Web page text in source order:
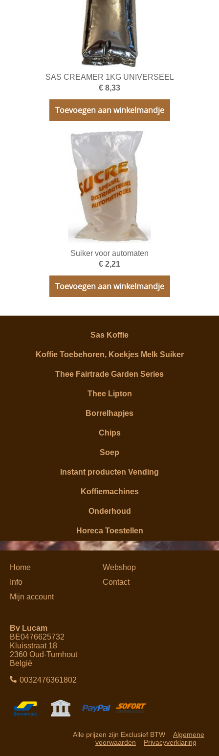
Sas Koffie
Koffie Toebehoren, Koekjes Melk Suiker
Thee Fairtrade Garden Series
Thee Lipton
Borrelhapjes
Chips
Soep
Instant producten Vending
Koffiemachines
Onderhoud
Horeca Toestellen
SAS CREAMER 1KG UNIVERSEEL
€ 8,33
Toevoegen aan winkelmandje
Suiker voor automaten
€ 2,21
Toevoegen aan winkelmandje
Home
Webshop
Info
Contact
Mijn account
Bv Lucam
BE0476625732
Kluisstraat 18
2360 Oud-Turnhout
België
0032476361802
Alle prijzen zijn Exclusief BTW
Algemene
voorwaarden
Privacyverklaring